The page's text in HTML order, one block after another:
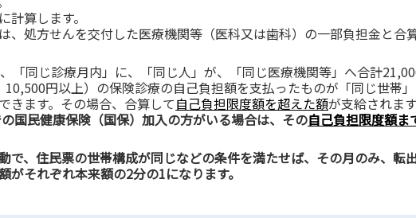
算します。
、処方せんを交付した医療機関等（医科又は歯科）の一部負担金と合
「同じ診療月内」に、「同じ人」が、「同じ医療機関等」へ合計
円以上）の保険診療の自己負担額を支払ったものが「同じ世帯
きます。その場合、合算して自己負担限度額を超えた額が支給されま
国民健康保険（国保）加入の方がいる場合は、その自己負担限度額ま
で、住民票の世帯構成が同じなどの条件を満たせば、その月のみ、転
それぞれ本来額の2分の1になります。